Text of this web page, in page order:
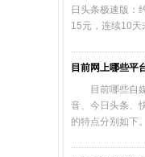
日头条极速版：
15元，连续10天
目前网上哪些平
目前哪些自
音、今日头条、
的特点分别如下。